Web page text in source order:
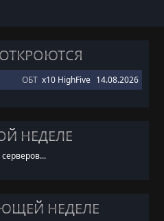
ОБТx10 HighFive 14.08.2026
НЕДЕЛЕ
НЕДЕЛЕ